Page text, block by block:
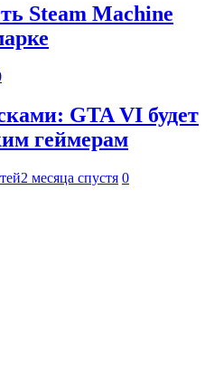
Steam Machine
GTA VI будет
геймерам
2 месяца спустя 0